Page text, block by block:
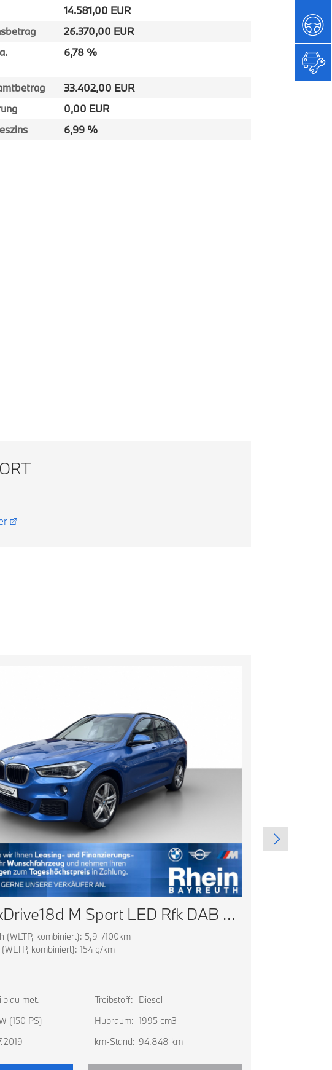
14.581,00 EUR
26.370,00 EUR
6,78 %
33.402,00 EUR
0,00 EUR
6,99 %
BMW X1 xDrive18d M Sport LED Rfk DAB Sitzheizung
(WLTP, kombiniert): 5,9 l/100km
kombiniert): 154 g/km
met. Treibstoff: Diesel
(150 PS) Hubraum: 1995 cm3
km-Stand: 94.848 km